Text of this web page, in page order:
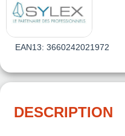
EAN13: 3660242021972
DESCRIPTION